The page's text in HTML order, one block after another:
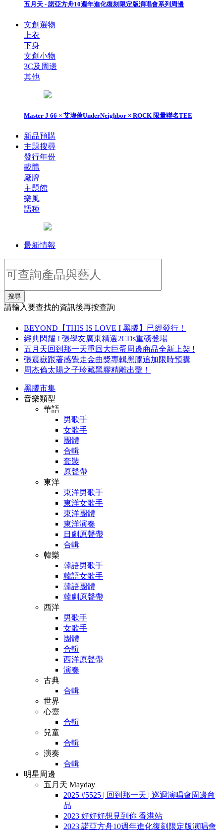
五月天 - 諾亞方舟10週年進化復刻限定版演唱會系列周邊
文創選物
上衣
下身
文創小物
3C及周邊
其他
Master J 66 × 艾瑋倫UnderNeighbor × ROCK 限量聯名TEE
新品預購
主題搜尋
發行年份
載體
廠牌
主題館
樂風
語種
最新情報
搜尋
請輸入要查找的資訊後再按查詢
BEYOND【THIS IS LOVE I 黑膠】已經發行！
經典閃耀 ! 張學友廣東精選2CDs重磅登場
五月天回到那一天重回大巨蛋周邊商品全新上架 !
張震嶽跟著感覺走金曲獎專輯黑膠追加限時預購
周杰倫太陽之子珍藏黑膠精雕出擊！
黑膠市集
音樂類型
華語
男歌手
女歌手
團體
合輯
套裝
原聲帶
東洋
東洋男歌手
東洋女歌手
東洋團體
東洋演奏
日劇原聲帶
合輯
韓樂
韓語男歌手
韓語女歌手
韓語團體
韓劇原聲帶
西洋
男歌手
女歌手
團體
合輯
西洋原聲帶
演奏
古典
合輯
世界
心靈
合輯
兒童
合輯
演奏
合輯
明星周邊
五月天 Mayday
2025 #5525 | 回到那一天 | 巡迴演唱會周邊商
品
2023 好好好想見到你 香港站
2023 諾亞方舟10週年進化復刻限定版演唱會